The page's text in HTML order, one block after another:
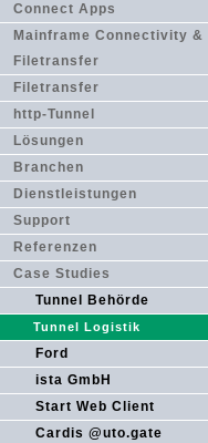
Connect Apps
Mainframe Connectivity &
Filetransfer
Filetransfer
http-Tunnel
Lösungen
Branchen
Dienstleistungen
Support
Referenzen
Case Studies
Tunnel Behörde
Tunnel Logistik
Ford
ista GmbH
Start Web Client
Cardis @uto.gate